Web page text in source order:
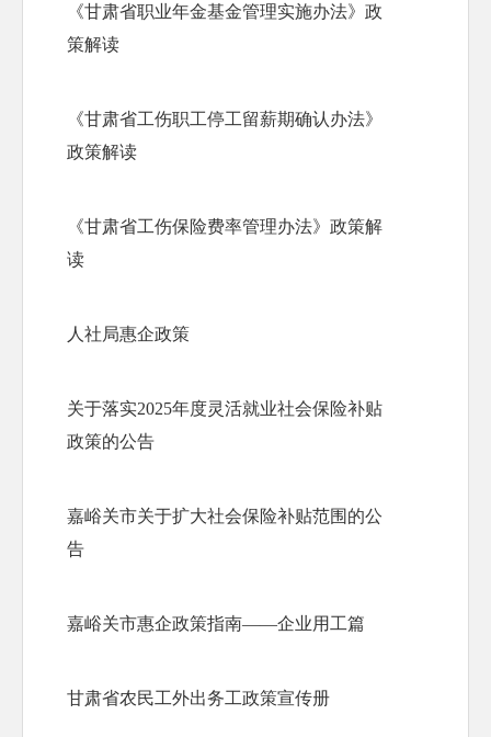
《甘肃省职业年金基金管理实施办法》政
策解读
《甘肃省工伤职工停工留薪期确认办法》
政策解读
《甘肃省工伤保险费率管理办法》政策解
读
人社局惠企政策
关于落实2025年度灵活就业社会保险补贴
政策的公告
嘉峪关市关于扩大社会保险补贴范围的公
告
嘉峪关市惠企政策指南——企业用工篇
甘肃省农民工外出务工政策宣传册